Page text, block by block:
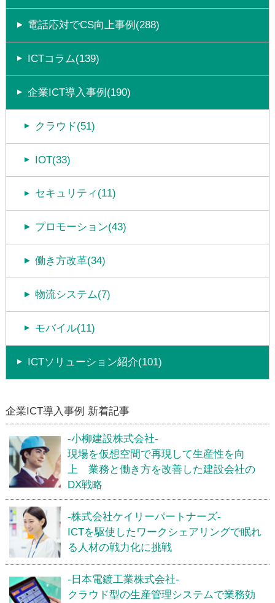
電話応対でCS向上事例(288)
ICTコラム(139)
企業ICT導入事例(190)
クラウド(51)
IOT(33)
セキュリティ(11)
プロモーション(43)
働き方改革(34)
物流システム(7)
モバイル(11)
ICTソリューション紹介(101)
企業ICT導入事例 新着記事
-小柳建設株式会社-
現場を仮想空間で再現して生産性を向
上 業務と働き方を改善した建設会社の
DX戦略
-株式会社ケイリーパートナーズ-
ICTを駆使したワークシェアリングで眠れ
る人材の戦力化に挑戦
-日本電鍍工業株式会社-
クラウド型の生産管理システムで業務効